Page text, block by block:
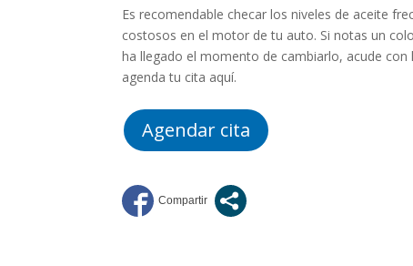
Es recomendable checar los niveles de aceite
costosos en el motor de tu auto. Si notas un
ha llegado el momento de cambiarlo, acude
agenda tu cita aquí.
Agendar cita